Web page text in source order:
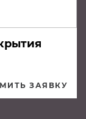
ЗАЯВКУ